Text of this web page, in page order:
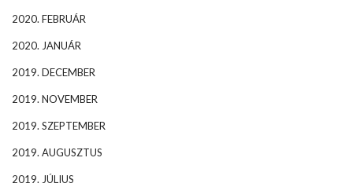
2020. FEBRUÁR
2020. JANUÁR
2019. DECEMBER
2019. NOVEMBER
2019. SZEPTEMBER
2019. AUGUSZTUS
2019. JÚLIUS